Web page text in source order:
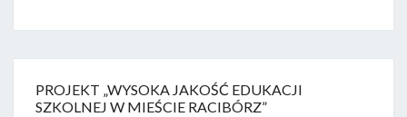
PROJEKT „WYSOKA JAKOŚĆ EDUKACJI
SZKOLNEJ W MIEŚCIE RACIBÓRZ”